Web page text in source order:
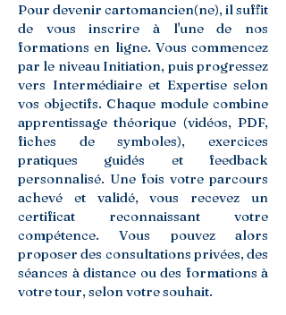
Pour devenir cartomancien(ne), il suffit
de vous inscrire à l'une de nos
formations en ligne. Vous commencez
par le niveau Initiation, puis progressez
vers Intermédiaire et Expertise selon
vos objectifs. Chaque module combine
apprentissage théorique (vidéos, PDF,
fiches de symboles), exercices
pratiques guidés et feedback
personnalisé. Une fois votre parcours
achevé et validé, vous recevez un
certificat reconnaissant votre
compétence. Vous pouvez alors
proposer des consultations privées, des
séances à distance ou des formations à
votre tour, selon votre souhait.